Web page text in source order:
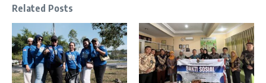
Related Posts